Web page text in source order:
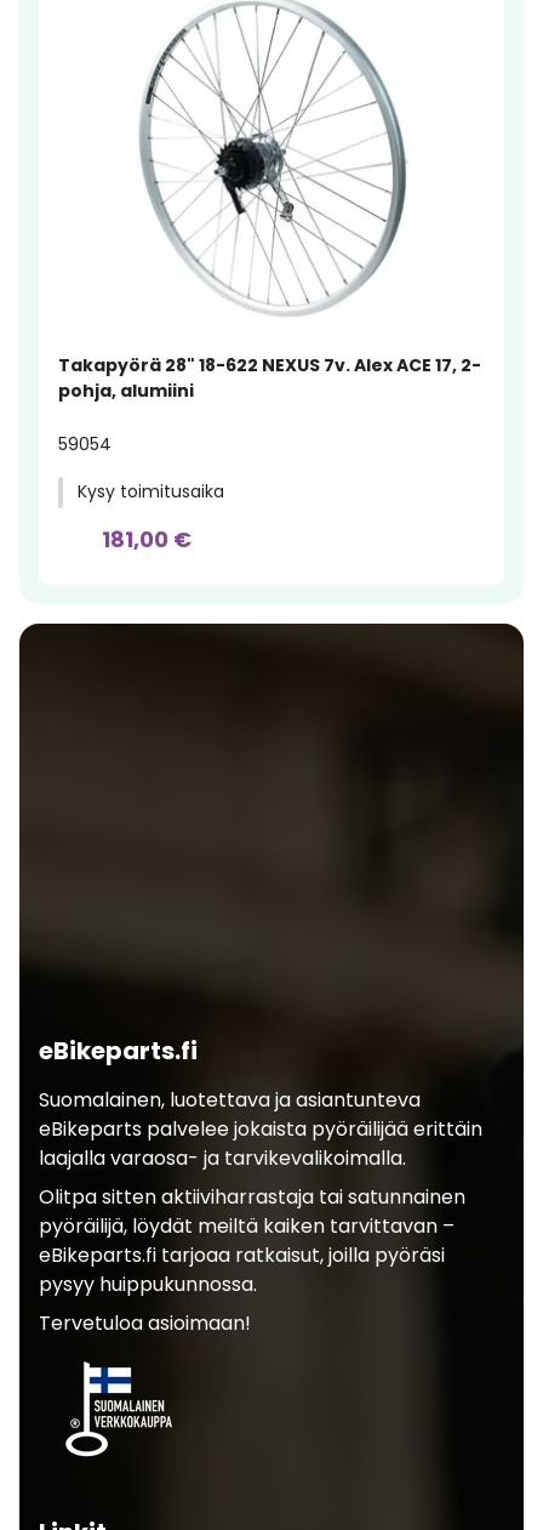
Takapyörä 28" 18-622 NEXUS 7v. Alex ACE 17, 2-
pohja, alumiini
59054
Kysy toimitusaika
181,00 €
eBikeparts.fi
Suomalainen, luotettava ja asiantunteva
eBikeparts palvelee jokaista pyöräilijää erittäin
laajalla varaosa- ja tarvikevalikoimalla.
Olitpa sitten aktiiviharrastaja tai satunnainen
pyöräilijä, löydät meiltä kaiken tarvittavan –
eBikeparts.fi tarjoaa ratkaisut, joilla pyöräsi
pysyy huippukunnossa.
Tervetuloa asioimaan!